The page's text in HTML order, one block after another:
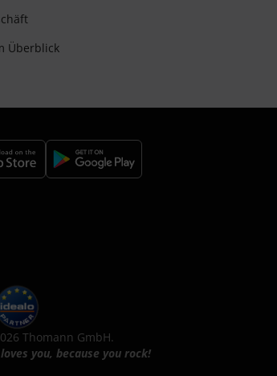
Überblick
Thomann GmbH.
you, because you rock!